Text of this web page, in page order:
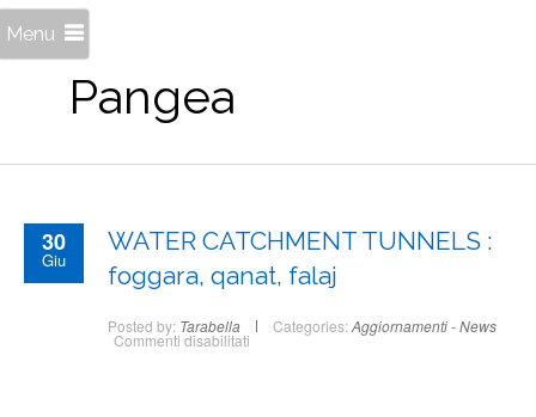
Pangea
Menu
30
Giu
WATER CATCHMENT TUNNELS :
foggara, qanat, falaj
Posted by: Tarabella Categories: Aggiornamenti - News
Commenti disabilitati su